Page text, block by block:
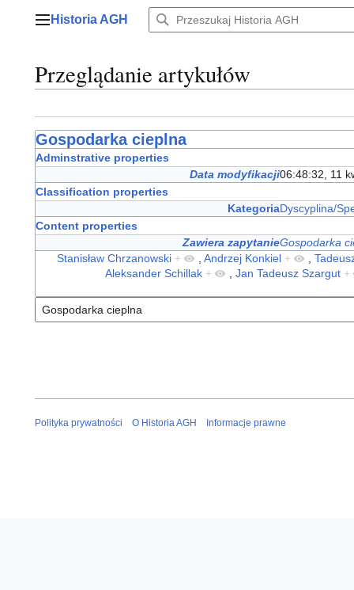
Menu główne
Historia AGH
Przeglądanie artykułów
Gospodarka cieplna
Adminstrative properties
Data modyfikacji06:48:32, 11
Classification properties
KategoriaDyscyplina/
Content properties
Zawiera zapytanieGospodarka
Stanisław Chrzanowski + Andrzej Konkiel +
Aleksander Schillak + Jan Tadeusz Szargut +
Polityka prywatności O Historia AGH Informacje prawne